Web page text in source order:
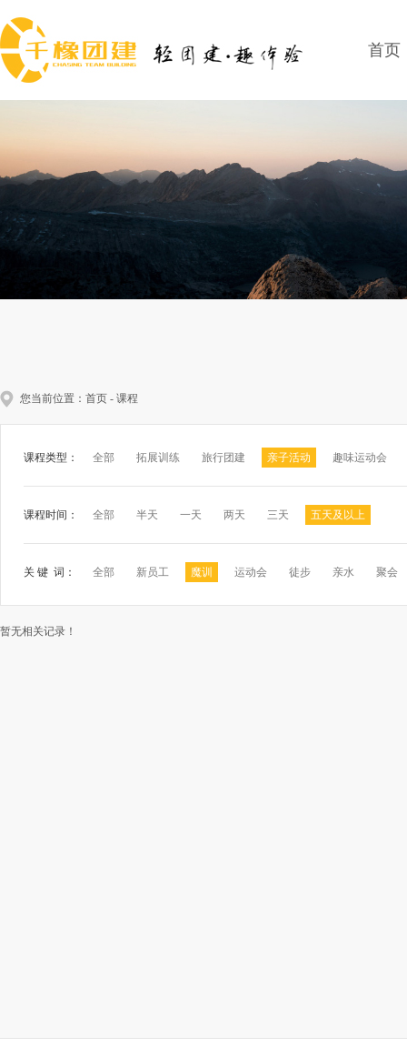
首页
您当前位置： 首页 - 课程
课程类型： 全部 拓展训练 旅行团建 亲子活动 趣味运动会
课程时间： 全部 半天 一天 两天 三天 五天及以上
关 键 词： 全部 新员工 魔训 运动会 徒步 亲水 聚会
暂无相关记录！